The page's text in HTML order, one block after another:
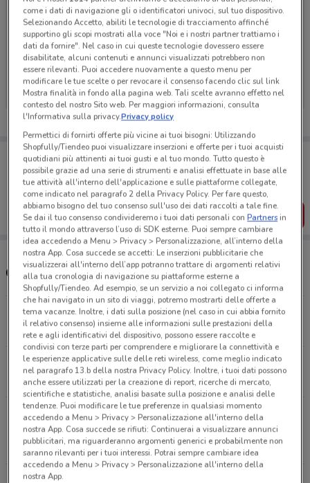
Ci dispiace, al momento non abbiamo pubblicato
volantini nella tua zona. Riprova più tardi.
Porta DoveConviene sempre con te!
Puoi trovare le migliori offerte dei negozi vicino a te,
salvarle e creare la tua lista del risparmio, comodamente
dal tuo cellulare.
SCARICA L’APP
Orari e Negozi Chicco
Corso Garibaldi, 75 Cremona
693 m
APERTO
Via Cremona, 10 Manerbio
25 km
APERTO
Centro Commerciale Le Arcate Via Cremona, 10
Manerbio
25.7 km
come i dati di navigazione gli o identificatori univoci, sul tuo dispositivo.
Selezionando Accetto, abiliti le tecnologie di tracciamento affinché
supportino gli scopi mostrati alla voce "Noi e i nostri partner trattiamo i
dati da fornire". Nel caso in cui queste tecnologie dovessero essere
disabilitate, alcuni contenuti e annunci visualizzati potrebbero non
essere rilevanti. Puoi accedere nuovamente a questo menu per
modificare le tue scelte o per revocare il consenso facendo clic sul link
Mostra finalità in fondo alla pagina web. Tali scelte avranno effetto nel
contesto del nostro Sito web. Per maggiori informazioni, consulta
l'Informativa sulla privacy.Privacy policy
Permettici di fornirti offerte più vicine ai tuoi bisogni: Utilizzando
Shopfully/Tiendeo puoi visualizzare inserzioni e offerte per i tuoi acquisti
quotidiani più attinenti ai tuoi gusti e al tuo mondo. Tutto questo è
possibile grazie ad una serie di strumenti e analisi effettuate in base alle
tue attività all'interno dell'applicazione e sulle piattaforme collegate,
come indicato nel paragrafo 2 della Privacy Policy. Per fare questo,
abbiamo bisogno del tuo consenso sull'uso dei dati raccolti a tale fine.
Se dai il tuo consenso condivideremo i tuoi dati personali conPartnersin
tutto il mondo attraverso l’uso di SDK esterne. Puoi sempre cambiare
idea accedendo a Menu > Privacy > Personalizzazione, all’interno della
nostra App. Cosa succede se accetti: Le inserzioni pubblicitarie che
visualizzerai all'interno dell’app potranno trattare di argomenti relativi
alla tua cronologia di navigazione su piattaforme esterne a
Shopfully/Tiendeo. Ad esempio, se un servizio a noi collegato ci informa
che hai navigato in un sito di viaggi, potremo mostrarti delle offerte a
tema vacanze. Inoltre, i dati sulla posizione (nel caso in cui abbia fornito
il relativo consenso) insieme alle informazioni sulle prestazioni della
rete e agli identificativi del dispositivo, possono essere raccolte e
condivisi con terze parti per comprendere e migliorare la connettività e
le esperienze applicative sulle delle reti wireless, come meglio indicato
nel paragrafo 13.b della nostra Privacy Policy. Inoltre, i tuoi dati possono
anche essere utilizzati per la creazione di report, ricerche di mercato,
scientifiche e statistiche, analisi basate sulla posizione e analisi delle
tendenze. Puoi modificare le tue preferenze in qualsiasi momento
accedendo a Menu > Privacy > Personalizzazione all'interno della
nostra App. Cosa succede se rifiuti: Continuerai a visualizzare annunci
pubblicitari, ma riguarderanno argomenti generici e probabilmente non
saranno rilevanti per i tuoi interessi. Potrai sempre cambiare idea
accedendo a Menu > Privacy > Personalizzazione all'interno della
nostra App.